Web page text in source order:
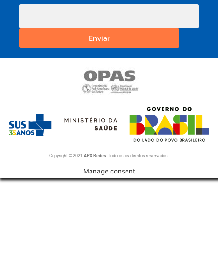
Enviar
Copyright © 2021 APS Redes . Todo os os direitos reservados.
Manage consent